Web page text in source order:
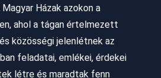
Magyar Házak azokon a
ahol a tágan értelmezett
közösségi jelenlétnek az
feladatai, emlékei, érdekei
létre és maradtak fenn